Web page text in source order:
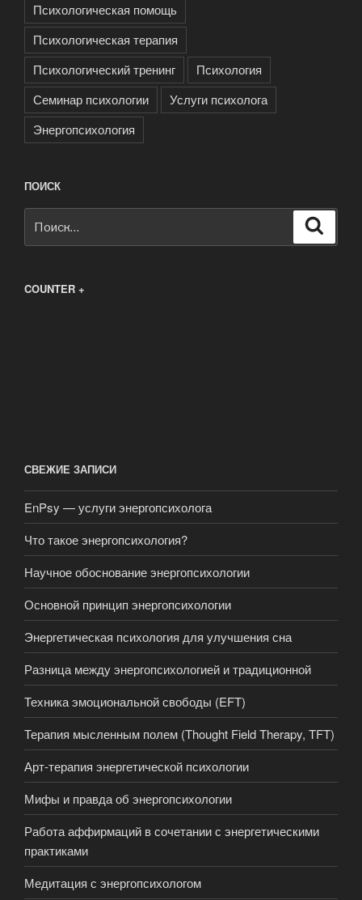
Психологическая помощь
Психологическая терапия
Психологический тренинг
Психология
Семинар психологии
Услуги психолога
Энергопсихология
ПОИСК
COUNTER +
СВЕЖИЕ ЗАПИСИ
EnPsy — услуги энергопсихолога
Что такое энергопсихология?
Научное обоснование энергопсихологии
Основной принцип энергопсихологии
Энергетическая психология для улучшения сна
Разница между энергопсихологией и традиционной
Техника эмоциональной свободы (EFT)
Терапия мысленным полем (Thought Field Therapy, TFT)
Арт-терапия энергетической психологии
Мифы и правда об энергопсихологии
Работа аффирмаций в сочетании с энергетическими
практиками
Медитация с энергопсихологом